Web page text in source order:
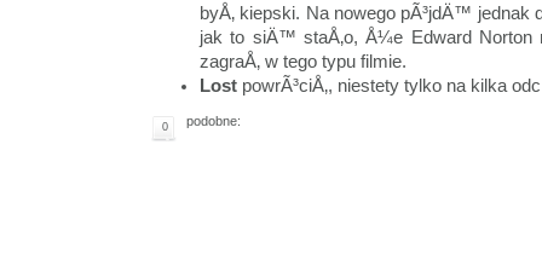
byÅ‚ kiepski. Na nowego pÃ³jdÄ™ jednak
jak to siÄ™ staÅ‚o, Å¼e Edward Norton
zagraÅ‚ w tego typu filmie.
Lost powrÃ³ciÅ‚, niestety tylko na kilka
0 podobne: